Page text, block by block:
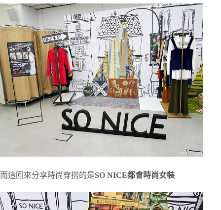
而這回來分享時尚穿搭的是SO NICE都會時尚女裝